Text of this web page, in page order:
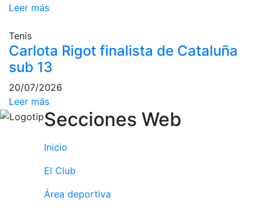
Wellness Center
Servicio de
fisiosalud
Entrenamientos
personales
Actividades
dirigidas
Normativa
Leer más
Tenis
Carlota Rigot finalista de Cataluña
sub 13
20/07/2026
Leer más
Secciones Web
Inicio
El Club
Área deportiva